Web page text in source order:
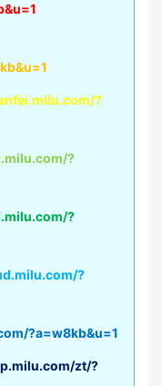
?
?
?
?
?a=w8kb&u=1
zt/?